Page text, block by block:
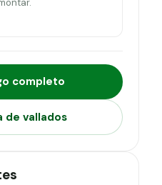
completo
de vallados